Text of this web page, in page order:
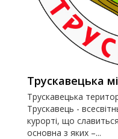
Трускавецька
Трускавецька
Трускавець -
курорті, що
основна з яких –...